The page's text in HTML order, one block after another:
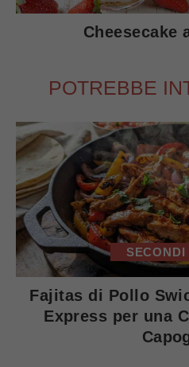
Cheesecake
POTREBBE
SECONDI
Fajitas di Pollo
Express per una